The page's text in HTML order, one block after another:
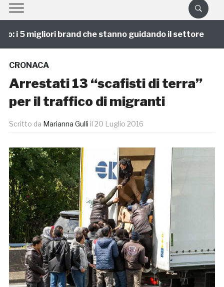
i 5 migliori brand che stanno guidando il settore
CRONACA
Arrestati 13 “scafisti di terra”
per il traffico di migranti
Scritto da Marianna Gulli il 20 Luglio 2016